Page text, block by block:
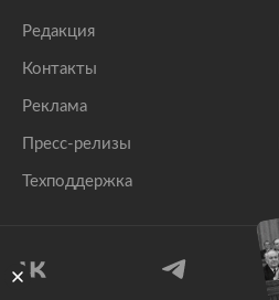
Редакция
Контакты
Реклама
Пресс-релизы
Техподдержка